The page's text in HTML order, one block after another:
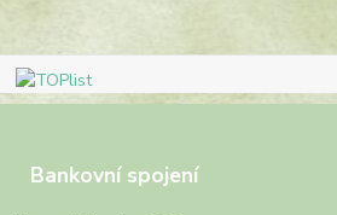
Bankovní spojení